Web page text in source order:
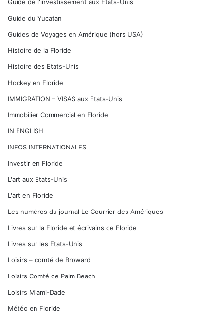
Guide de l'investissement aux Etats-Unis
Guide du Yucatan
Guides de Voyages en Amérique (hors USA)
Histoire de la Floride
Histoire des Etats-Unis
Hockey en Floride
IMMIGRATION – VISAS aux Etats-Unis
Immobilier Commercial en Floride
IN ENGLISH
INFOS INTERNATIONALES
Investir en Floride
L'art aux Etats-Unis
L'art en Floride
Les numéros du journal Le Courrier des Amériques
Livres sur la Floride et écrivains de Floride
Livres sur les Etats-Unis
Loisirs – comté de Broward
Loisirs Comté de Palm Beach
Loisirs Miami-Dade
Météo en Floride